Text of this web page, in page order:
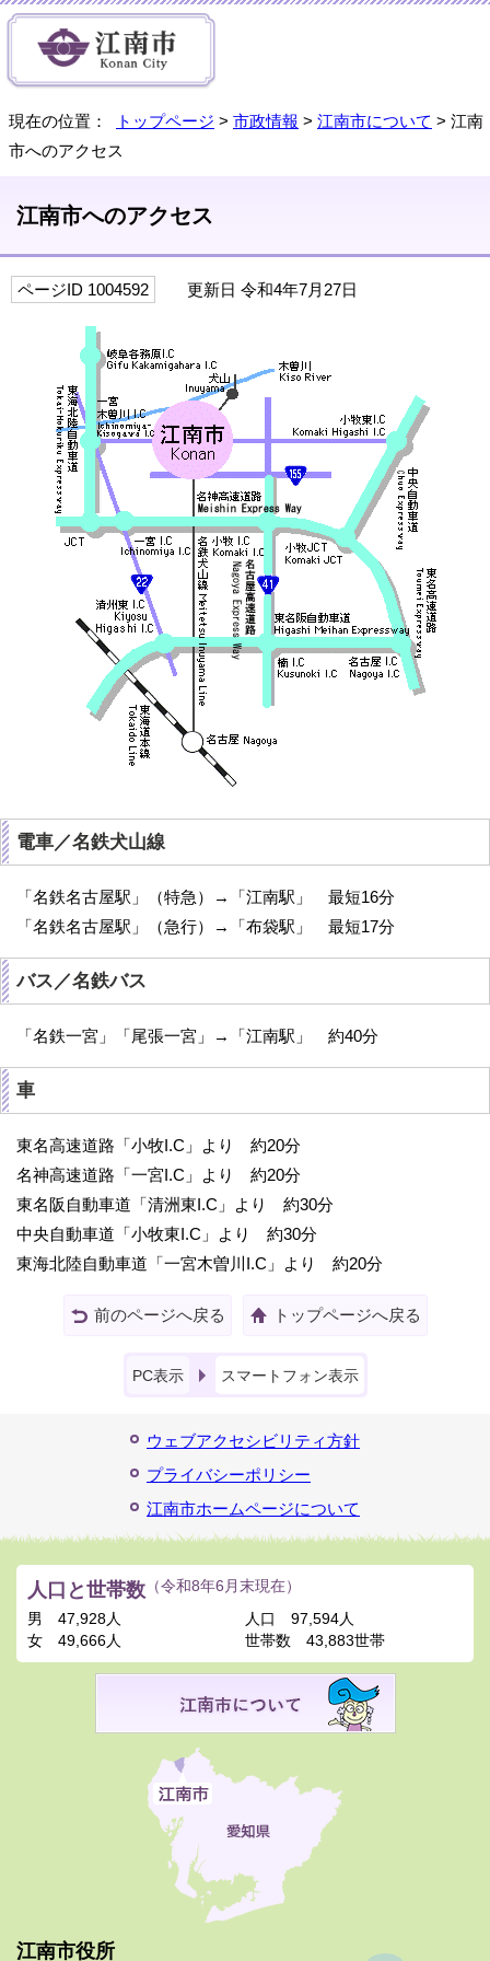
現在の位置： トップページ > 市政情報 > 江南市について > 江南
市へのアクセス
江南市へのアクセス
ページID 1004592 更新日 令和4年7月27日
電車／名鉄犬山線
「名鉄名古屋駅」（特急）→「江南駅」 最短16分
「名鉄名古屋駅」（急行）→「布袋駅」 最短17分
バス／名鉄バス
「名鉄一宮」「尾張一宮」→「江南駅」 約40分
車
東名高速道路「小牧I.C」より 約20分
名神高速道路「一宮I.C」より 約20分
東名阪自動車道「清洲東I.C」より 約30分
中央自動車道「小牧東I.C」より 約30分
東海北陸自動車道「一宮木曽川I.C」より 約20分
前のページへ戻る トップページへ戻る
PC表示 スマートフォン表示
ウェブアクセシビリティ方針
プライバシーポリシー
江南市ホームページについて
江南市役所
人口と世帯数 （令和8年6月末現在）
男
47,928人
女
49,666人
人口
97,594人
世帯数
43,883世帯